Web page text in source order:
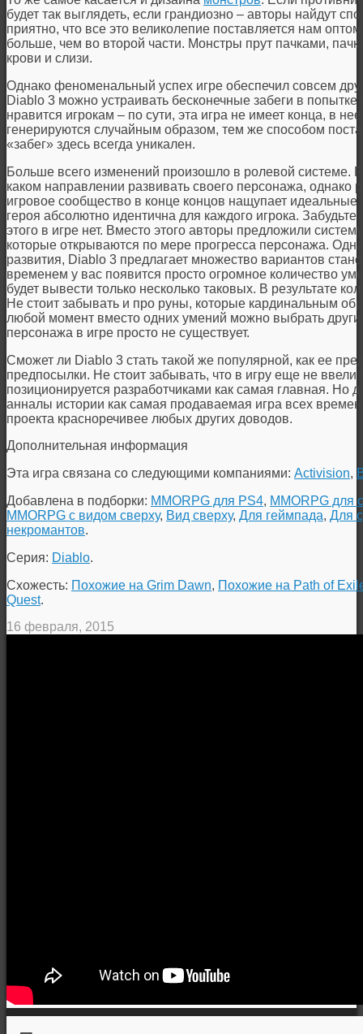
будет так выглядеть, если грандиозно – авторы найдут
приятно, что все это великолепие поставляется нам
больше, чем во второй части. Монстры прут пачками,
крови и слизи.
Однако феноменальный успех игре обеспечил совсем
Diablo 3 можно устраивать бесконечные забеги в
нравится игрокам – по сути, эта игра не имеет конца, в
генерируются случайным образом, тем же способом
«забег» здесь всегда уникален.
Больше всего изменений произошло в ролевой системе.
каком направлении развивать своего персонажа, однако
игровое сообщество в конце концов нащупает
героя абсолютно идентична для каждого игрока.
этого в игре нет. Вместо этого авторы предложили
которые открываются по мере прогресса персонажа.
развития, Diablo 3 предлагает множество вариантов
временем у вас появится просто огромное количество
будет вывести только несколько таковых. В результате
Не стоит забывать и про руны, которые кардинальным
любой момент вместо одних умений можно выбрать
персонажа в игре просто не существует.
Сможет ли Diablo 3 стать такой же популярной, как ее
предпосылки. Не стоит забывать, что в игру еще не ввели
позиционируется разработчиками как самая главная. Но
анналы истории как самая продаваемая игра всех времен
проекта красноречивее любых других доводов.
Дополнительная информация
Эта игра связана со следующими компаниями: Activision,
Добавлена в подборки: MMORPG для PS4, MMORPG для
MMORPG с видом сверху, Вид сверху, Для геймпада, Для
некромантов.
Серия: Diablo.
Схожесть: Похожие на Grim Dawn, Похожие на Path of
Quest.
16 февраля, 2015